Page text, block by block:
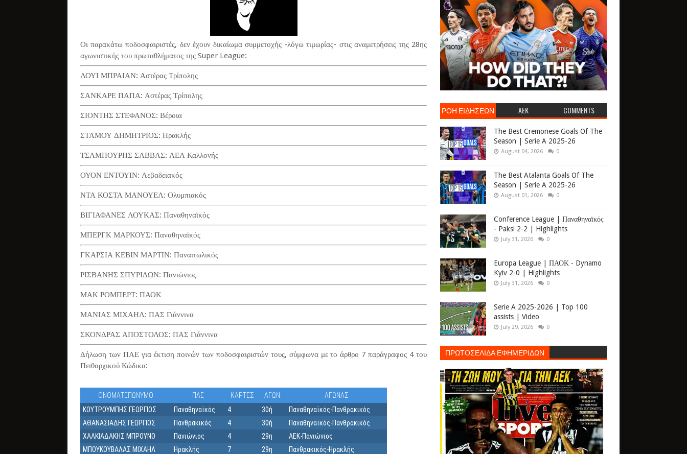
Οι παρακάτω ποδοσφαιριστές, δεν έχουν δικαίωμα συμμετοχής -λόγω τιμωρίας- στις αναμετρήσεις της 28ης
αγωνιστικής του πρωταθλήματος της Super League:
ΛΟΥΙ ΜΠΡΑΙΑΝ: Αστέρας Τρίπολης
ΣΑΝΚΑΡΕ ΠΑΠΑ: Αστέρας Τρίπολης
ΣΙΟΝΤΗΣ ΣΤΕΦΑΝΟΣ: Βέροια
ΣΤΑΜΟΥ ΔΗΜΗΤΡΙΟΣ: Ηρακλής
ΤΣΑΜΠΟΥΡΗΣ ΣΑΒΒΑΣ: ΑΕΛ Καλλονής
ΟΥΟΝ ΕΝΤΟΥΙΝ: Λεβαδειακός
ΝΤΑ ΚΟΣΤΑ ΜΑΝΟΥΕΛ: Ολυμπιακός
ΒΙΓΙΑΦΑΝΕΣ ΛΟΥΚΑΣ: Παναθηναϊκός
ΜΠΕΡΓΚ ΜΑΡΚΟΥΣ: Παναθηναϊκός
ΓΚΑΡΣΙΑ ΚΕΒΙΝ ΜΑΡΤΙΝ: Παναιτωλικός
ΡΙΣΒΑΝΗΣ ΣΠΥΡΙΔΩΝ: Πανιώνιος
ΜΑΚ ΡΟΜΠΕΡΤ: ΠΑΟΚ
ΜΑΝΙΑΣ ΜΙΧΑΗΛ: ΠΑΣ Γιάννινα
ΣΚΟΝΔΡΑΣ ΑΠΟΣΤΟΛΟΣ: ΠΑΣ Γιάννινα
Δήλωση των ΠΑΕ για έκτιση ποινών των ποδοσφαιριστών τους, σύμφωνα με το άρθρο 7 παράγραφος 4 του
Πειθαρχικού Κώδικα:
ΟΝΟΜΑΤΕΠΩΝΥΜΟ ΠΑΕ ΚΑΡΤΕΣ ΑΓΩΝ.
ΑΓΩΝΑΣ
ΚΟΥΤΡΟΥΜΠΗΣ ΓΕΩΡΓΙΟΣ
Παναθηναϊκός 4 30ή
Παναθηναϊκός-Πανθρακικός
ΑΘΑΝΑΣΙΑΔΗΣ ΓΕΩΡΓΙΟΣ
Πανθρακικός 4 30ή
Παναθηναϊκός-Πανθρακικός
ΧΑΛΚΙΑΔΑΚΗΣ ΜΠΡΟΥΝΟ
Πανιώνιος 4 29η
ΑΕΚ-Πανιώνιος
ΜΠΟΥΚΟΥΒΑΛΑΣ ΜΙΧΑΗΛ
Ηρακλής 7 29η
Πανθρακικός-Ηρακλής
ΡΟΗ ΕΙΔΗΣΕΩΝ AEK COMMENTS
The Best Cremonese Goals Of The
Season | Serie A 2025-26
August 04, 2026 0
The Best Atalanta Goals Of The
Season | Serie A 2025-26
August 01, 2026 0
Conference League | Παναθηναϊκός
- Paksi 2-2 | Highlights
July 31, 2026 0
Europa League | ΠΑΟΚ - Dynamo
Kyiv 2-0 | Highlights
July 31, 2026 0
Serie A 2025-2026 | Top 100
assists | Video
July 29, 2026 0
ΠΡΩΤΟΣΕΛΙΔΑ ΕΦΗΜΕΡΙΔΩΝ